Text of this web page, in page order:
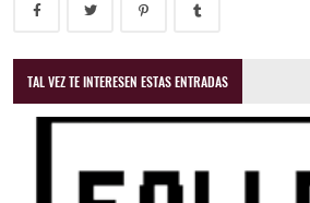
TAL VEZ TE INTERESEN ESTAS ENTRADAS